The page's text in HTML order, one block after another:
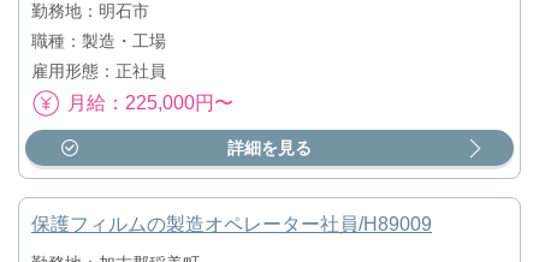
勤務地：明石市
職種：製造・工場
雇用形態：正社員
月給：225,000円〜
詳細を見る
保護フィルムの製造オペレーター社員/H89009